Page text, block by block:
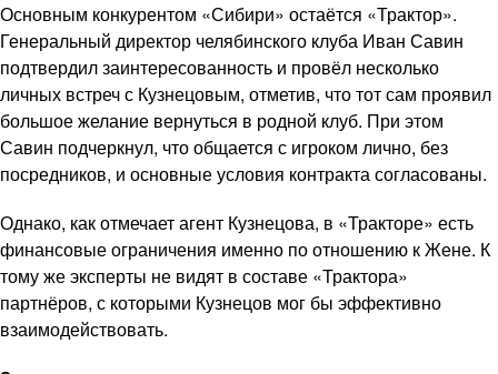
Основным конкурентом «Сибири» остаётся «Трактор».
Генеральный директор челябинского клуба Иван Савин
подтвердил заинтересованность и провёл несколько
личных встреч с Кузнецовым, отметив, что тот сам проявил
большое желание вернуться в родной клуб. При этом
Савин подчеркнул, что общается с игроком лично, без
посредников, и основные условия контракта согласованы.
Однако, как отмечает агент Кузнецова, в «Тракторе» есть
финансовые ограничения именно по отношению к Жене. К
тому же эксперты не видят в составе «Трактора»
партнёров, с которыми Кузнецов мог бы эффективно
взаимодействовать.